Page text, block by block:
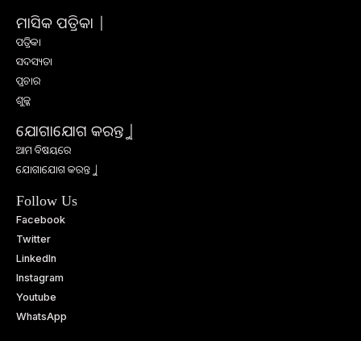
ମାସିକ ପତ୍ରିକା |
ପତ୍ରିକା
ସଦସ୍ୟତା
ପ୍ରଚାର
ଶୁଳ୍କ
ଯୋଗାଯୋଗ କରନ୍ତୁ |
ଆମ ବିଷୟରେ
ଯୋଗାଯୋଗ କରନ୍ତୁ |
Follow Us
Facebook
Twitter
LinkedIn
Instagram
Youtube
WhatsApp